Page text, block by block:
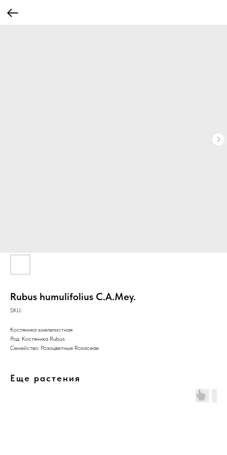
Rubus humulifolius C.A.Mey.
SKU:
Костяника хмелелистная
Род: Костяника Rubus
Семейство: Розоцветные Rosaceae
Еще растения